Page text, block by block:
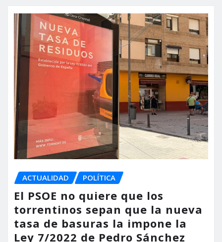
ACTUALIDAD POLÍTICA
El PSOE no quiere que los
torrentinos sepan que la nueva
tasa de basuras la impone la
Ley 7/2022 de Pedro Sánchez